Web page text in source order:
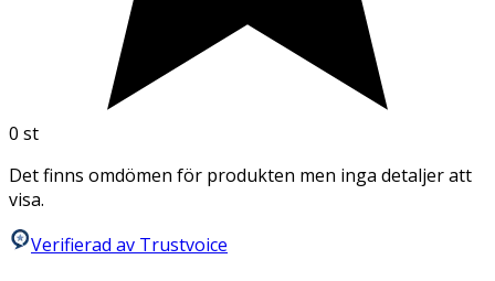
0 st
Det finns omdömen för produkten men inga detaljer att
visa.
Verifierad av Trustvoice